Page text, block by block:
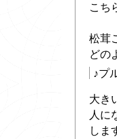
こち
松茸
どの
♪プ
大き
人に
しま